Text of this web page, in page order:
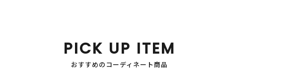
PICK UP ITEM
おすすめのコーディネート商品